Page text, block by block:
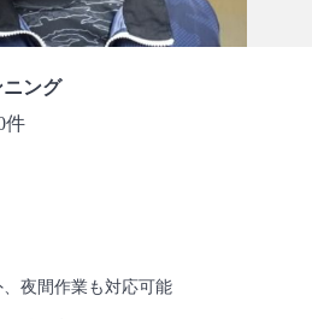
ニング
件
夜間作業も対応可能